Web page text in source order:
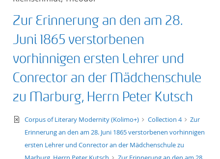
title descending
format ascending
format
publication date
publication date
Zur Erinnerung an den am 28.
Juni 1865 verstorbenen
vorhinnigen ersten Lehrer und
Conrector an der Mädchenschule
zu Marburg, Herrn Peter Kutsch
text/xml
Corpus of Literary Modernity (Kolimo+) Collection 4
Zur
Erinnerung an den am 28. Juni 1865 verstorbenen vorhinnigen
ersten Lehrer und Conrector an der Mädchenschule zu